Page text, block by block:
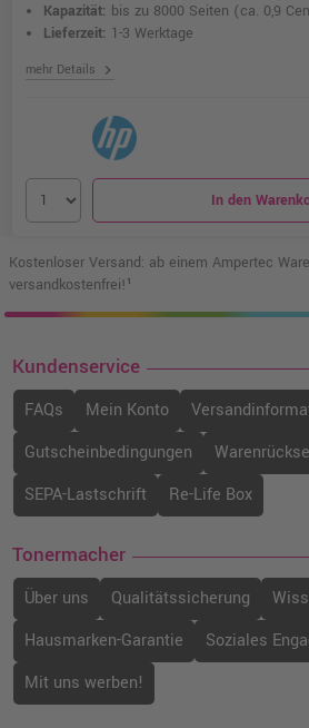
Kapazität: bis zu 8000 Seiten (ca. 0,9
Lieferzeit: 1-3 Werktage
mehr Details chevron_right
In den
Kostenloser Versand: ab einem Ampertec
versandkostenfrei!¹
Kundenservice
FAQs Mein Konto
Gutscheinbedingungen
SEPA-Lastschrift
Re-Life Box
Tonermacher
Über uns Qualitätssicherung
Hausmarken-Garantie
Soziales
Mit uns werben!